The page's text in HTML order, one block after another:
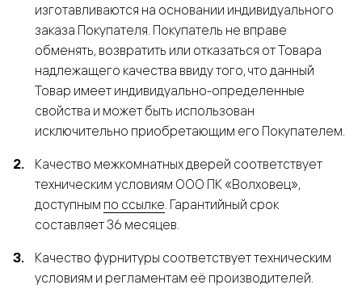
изготавливаются на основании индивидуального
заказа Покупателя. Покупатель не вправе
обменять, возвратить или отказаться от Товара
надлежащего качества ввиду того, что данный
Товар имеет индивидуально-определенные
свойства и может быть использован
исключительно приобретающим его Покупателем.
Качество межкомнатных дверей соответствует
техническим условиям ООО ПК «Волховец»,
доступным по ссылке. Гарантийный срок
составляет 36 месяцев.
Качество фурнитуры соответствует техническим
условиям и регламентам её производителей.